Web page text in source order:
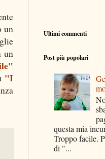
un
un
"I
Ultimi commenti
Post più popolari
questa mia
Troppo facile.
di "...